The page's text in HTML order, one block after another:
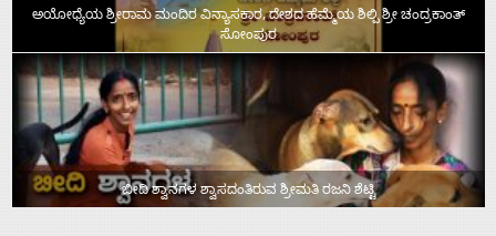
ಅಯೋಧ್ಯೆಯ ಶ್ರೀರಾಮ ಮಂದಿರ ವಿನ್ಯಾಸಕಾರ, ದೇಶದ ಹೆಮ್ಮೆಯ ಶಿಲ್ಪಿ ಶ್ರೀ ಚಂದ್ರಕಾಂತ್‌
ಸೋಂಪುರ
ಬೀದಿ ಶ್ವಾನಗಳ ಶ್ವಾಸದಂತಿರುವ ಶ್ರೀಮತಿ ರಜನಿ ಶೆಟ್ಟಿ